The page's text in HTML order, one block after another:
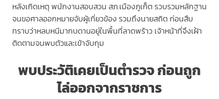
หลังเกิดเหตุ พนักงานสอบสวน สภ.เมืองภูเก็ต รวบรวมหลักฐาน
จนขอศาลออกหมายจับผู้เกี่ยวข้อง รวมถึงนายสถิต ก่อนสืบ
ทราบว่าหลบหนีมากบดานอยู่ในพื้นที่ลาดพร้าว เจ้าหน้าที่จึงเฝ้า
ติดตามจนพบตัวและเข้าจับกุม
พบประวัติเคยเป็นตำรวจ ก่อนถูก
ไล่ออกจากราชการ